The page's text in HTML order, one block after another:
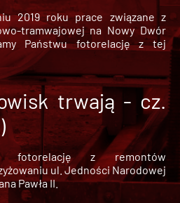
2019 roku prace związane z
tramwajowej na Nowy Dwór
Państwu fotorelację z tej
trwają - cz.
fotorelację z remontów
ul. Jedności Narodowej
Pawła II.